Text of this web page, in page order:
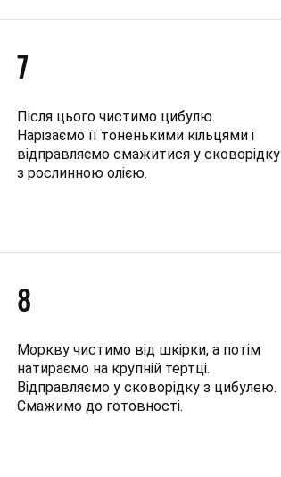
7
Після цього чистимо цибулю.
Нарізаємо її тоненькими кільцями і
відправляємо смажитися у сковорідку
з рослинною олією.
8
Моркву чистимо від шкірки, а потім
натираємо на крупній тертці.
Відправляємо у сковорідку з цибулею.
Смажимо до готовності.